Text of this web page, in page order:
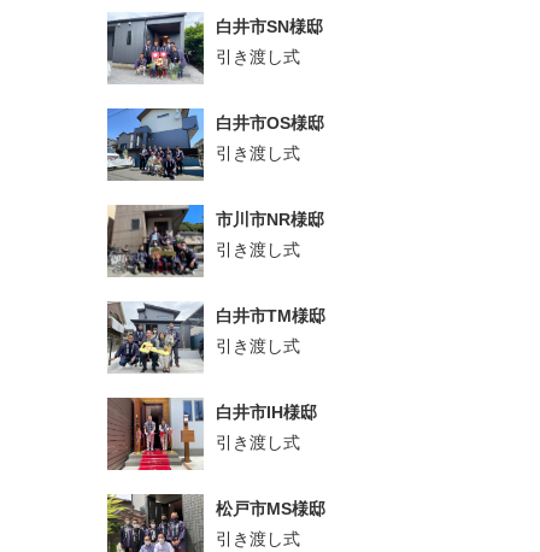
白井市SN様邸
引き渡し式
白井市OS様邸
引き渡し式
市川市NR様邸
引き渡し式
白井市TM様邸
引き渡し式
白井市IH様邸
引き渡し式
松戸市MS様邸
引き渡し式